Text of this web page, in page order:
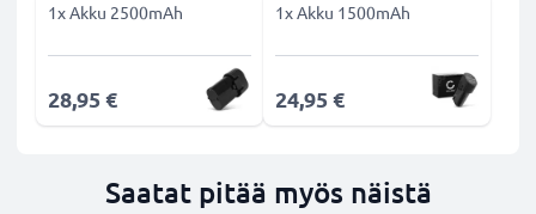
1x Akku 2500mAh
28,95 €
1x Akku 1500mAh
24,95 €
Saatat pitää myös näistä